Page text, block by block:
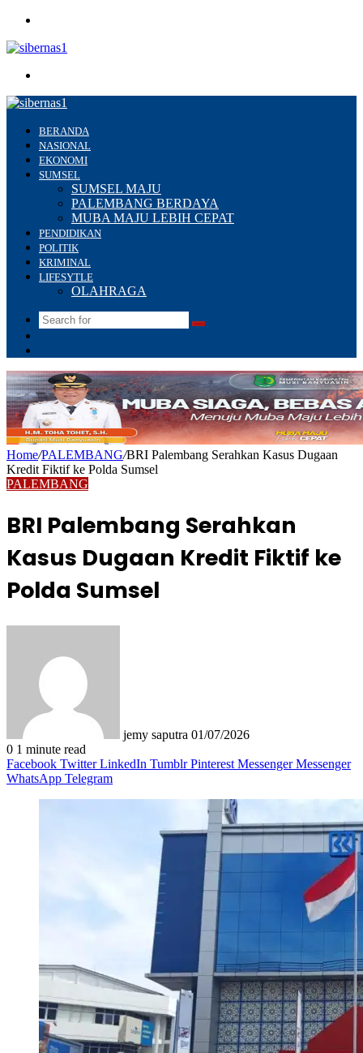
BERANDA
NASIONAL
EKONOMI
SUMSEL
SUMSEL MAJU
PALEMBANG BERDAYA
MUBA MAJU LEBIH CEPAT
PENDIDIKAN
POLITIK
KRIMINAL
LIFESYTLE
OLAHRAGA
Search
Home/PALEMBANG/BRI Palembang Serahkan Kasus Dugaan
Kredit Fiktif ke Polda Sumsel
PALEMBANG
BRI Palembang Serahkan
Kasus Dugaan Kredit Fiktif ke
Polda Sumsel
jemy saputra 01/07/2026
0 1 minute read
Facebook Twitter LinkedIn Tumblr Pinterest Messenger Messenger
WhatsApp Telegram